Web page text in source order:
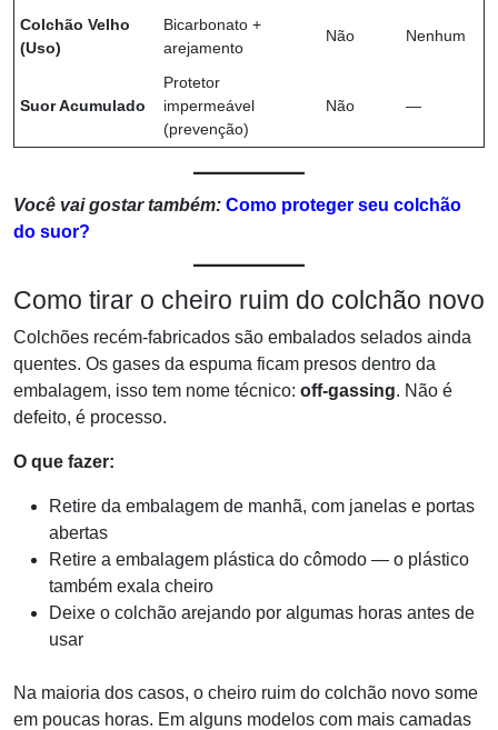
Colchão Velho
(Uso)
Bicarbonato +
arejamento
Não Nenhum
Suor Acumulado
Protetor
impermeável
(prevenção)
Não —
Você vai gostar também: Como proteger seu colchão
do suor?
Como tirar o cheiro ruim do colchão novo
Colchões recém-fabricados são embalados selados ainda
quentes. Os gases da espuma ficam presos dentro da
embalagem, isso tem nome técnico: off-gassing. Não é
defeito, é processo.
O que fazer:
Retire da embalagem de manhã, com janelas e portas
abertas
Retire a embalagem plástica do cômodo — o plástico
também exala cheiro
Deixe o colchão arejando por algumas horas antes de
usar
Na maioria dos casos, o cheiro ruim do colchão novo some
em poucas horas. Em alguns modelos com mais camadas